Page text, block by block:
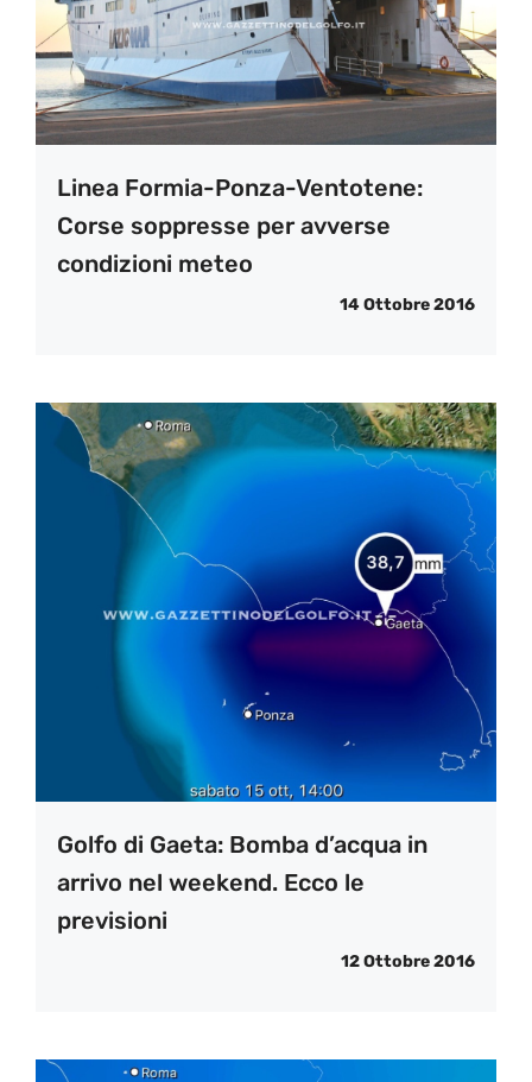
Linea Formia-Ponza-Ventotene:
Corse soppresse per avverse
condizioni meteo
14 Ottobre 2016
Golfo di Gaeta: Bomba d’acqua in
arrivo nel weekend. Ecco le
previsioni
12 Ottobre 2016